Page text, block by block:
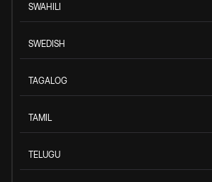
SWAHILI
SWEDISH
TAGALOG
TAMIL
TELUGU